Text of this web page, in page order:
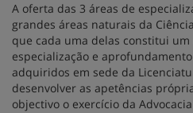
A oferta das 3 áreas de
grandes áreas naturais da
que cada uma delas constitui um
especialização e
adquiridos em sede da
desenvolver as apetências
objectivo o exercício da